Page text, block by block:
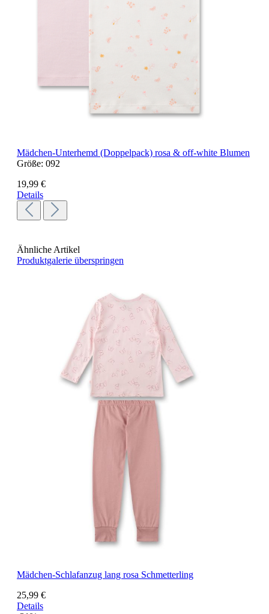
Mädchen-Unterhemd (Doppelpack) rosa & off-white Blumen
Größe: 092
19,99 €
Details
Ähnliche Artikel
Produktgalerie überspringen
Mädchen-Schlafanzug lang rosa Schmetterling
25,99 €
Details